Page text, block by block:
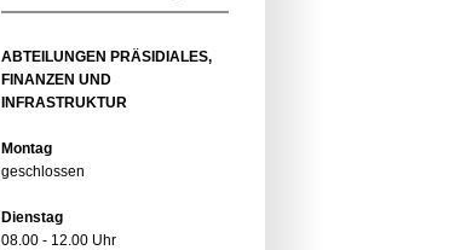
ABTEILUNGEN PRÄSIDIALES,
FINANZEN UND
INFRASTRUKTUR
Montag
geschlossen
Dienstag
08.00 - 12.00 Uhr